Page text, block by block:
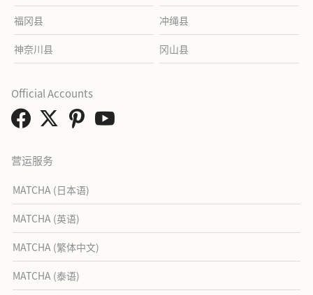
福冈县 冲绳县
神奈川县 冈山县
营运服务
MATCHA (日本语)
MATCHA (英语)
MATCHA (繁体中文)
MATCHA (泰语)
Official Accounts